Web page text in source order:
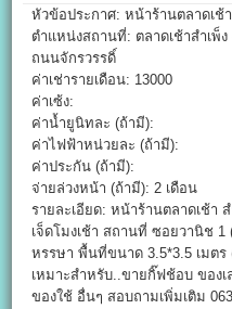
หัวข้อประกาศ: หน้าร้านตลาดเช้า
ตำแหน่งสถานที่: ตลาดเช้าสำเพ็
ถนนจักรวรรดิ์
ค่าเช่ารายเดือน: 13000
ค่าเซ้ง:
ค่าน้ำยูนิทละ (ถ้ามี):
ค่าไฟฟ้าหน่วยละ (ถ้ามี):
ค่าประกัน (ถ้ามี):
จ่ายล่วงหน้า (ถ้ามี): 2 เดือน
รายละเอียด: หน้าร้านตลาดเช้า
เจ็ดโมงเช้า สถานที่ ซอยวานิช
หรรษา พื้นที่ขนาด 3.5*3.5 เมตร
เหมาะสำหรับ..ขายกิ๊ฟช้อบ ของเ
ของใช้ อื่นๆ สอบถามเพิ่มเติม